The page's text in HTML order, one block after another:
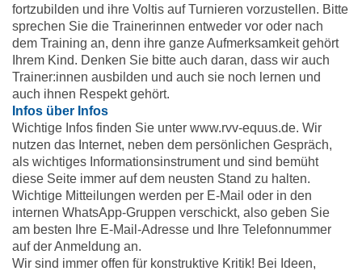
fortzubilden und ihre Voltis auf Turnieren vorzustellen. Bitte
sprechen Sie die Trainerinnen entweder vor oder nach
dem Training an, denn ihre ganze Aufmerksamkeit gehört
Ihrem Kind. Denken Sie bitte auch daran, dass wir auch
Trainer:innen ausbilden und auch sie noch lernen und
auch ihnen Respekt gehört.
Infos über Infos
Wichtige Infos finden Sie unter www.rvv-equus.de. Wir
nutzen das Internet, neben dem persönlichen Gespräch,
als wichtiges Informationsinstrument und sind bemüht
diese Seite immer auf dem neusten Stand zu halten.
Wichtige Mitteilungen werden per E-Mail oder in den
internen WhatsApp-Gruppen verschickt, also geben Sie
am besten Ihre E-Mail-Adresse und Ihre Telefonnummer
auf der Anmeldung an.
Wir sind immer offen für konstruktive Kritik! Bei Ideen,